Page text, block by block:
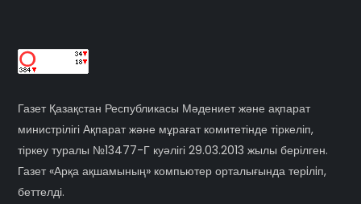
Газет Қазақстан Республикасы Мәдениет және ақпарат
министрілігі Ақпарат және мұрағат комитетінде тіркеліп,
тіркеу туралы №13477-Г куәлігі 29.03.2013 жылы берілген.
Газет «Арқа ақшамының» компьютер орталығында терiлiп,
беттелді.